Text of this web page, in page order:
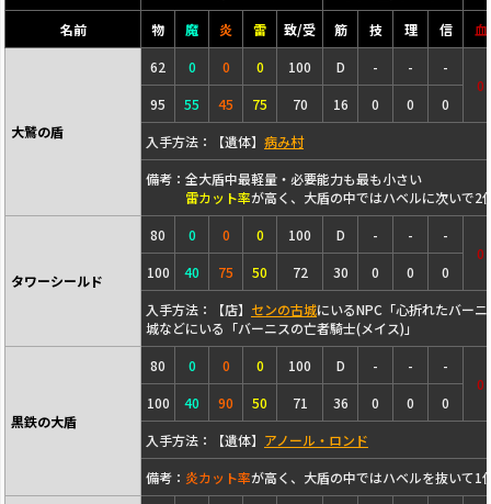
名前
物 魔 炎 雷 致/受 筋 技 理 信 血
大鷲の盾
62 0 0 0 100 D - -
-
0
95
55 45 75 70 16 0 0
0
入手方法：【遺体】 病み村
備考：全大盾中最軽量・必要能力も最も小さい
雷カット率が高く、大盾の中ではハベルに次いで2
タワーシールド
80 0 0 0 100 D - -
-
0
100
40 75 50 72 30 0 0
0
入手方法：【店】 センの古城にいるNPC「心折れたバー
城などにいる「バーニスの亡者騎士(メイス)」
黒鉄の大盾
80 0 0 0 100 D - -
-
0
100
40 90 50 71 36 0 0
0
入手方法：【遺体】 アノール・ロンド
備考： 炎カット率が高く、大盾の中ではハベルを抜いて1